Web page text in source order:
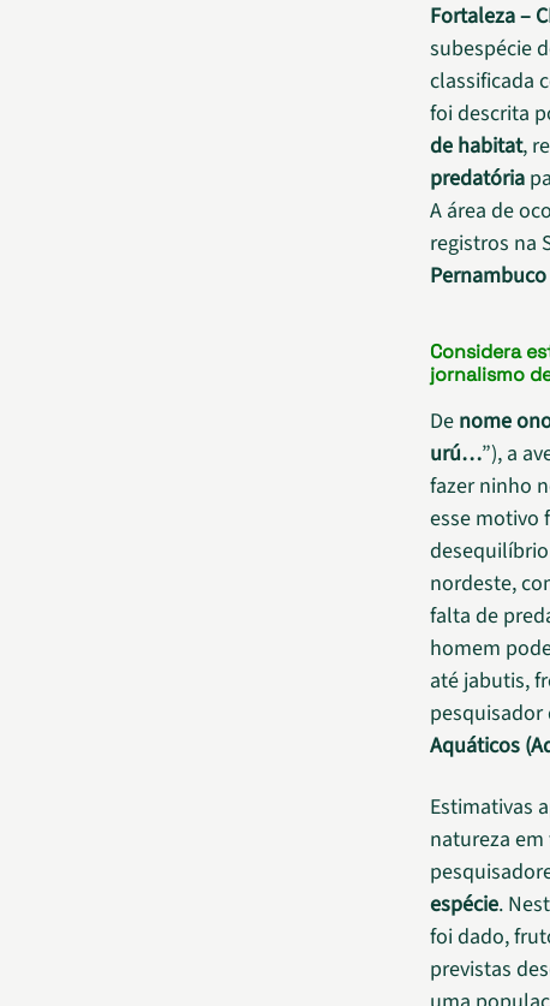
Fortaleza –
subespécie
classificada
foi descrita
de habitat,
predatória
A área de
registros na
Pernambuco
Considera
jornalismo
De nome
urú…”), a
fazer ninho
esse motivo
nordeste,
falta de
homem
até jabutis,
pesquisador
Aquáticos
Estimativas
natureza
espécie.
foi dado,
previstas